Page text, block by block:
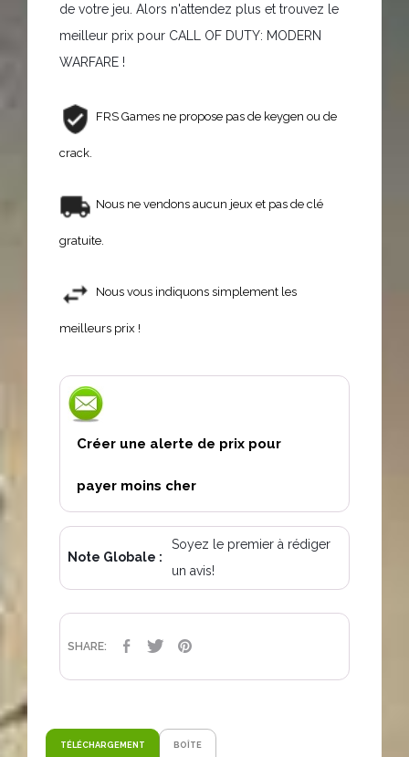
de votre jeu. Alors n'attendez plus et trouvez le
meilleur prix pour CALL OF DUTY: MODERN
WARFARE !
FRS Games ne propose pas de keygen ou de
crack.
Nous ne vendons aucun jeux et pas de clé
gratuite.
Nous vous indiquons simplement les
meilleurs prix !
Créer une alerte de prix pour
payer moins cher
Note Globale :
Soyez le premier à rédiger
un avis!
SHARE: PARTAGER
TWEET
TÉLÉCHARGEMENT BOÎTE